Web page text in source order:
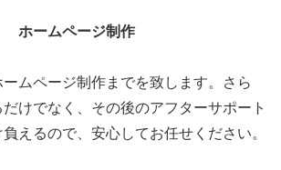
ホームページ制作
ムページ制作までを致します。さら
けでなく、その後のアフターサポート
えるので、安心してお任せください。